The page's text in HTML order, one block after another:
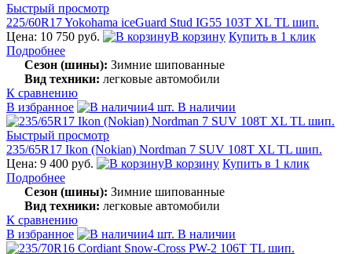
Быстрый просмотр
225/60R17 Yokohama iceGuard Stud IG55 103T XL TL шип.
Цена: 10 750 руб.
В корзину Купить в 1 клик
Подробнее
Сезон (шины): Зимние шипованные
Вид техники: легковые автомобили
К сравнению
В избранное
4 шт. В наличии
Быстрый просмотр
235/65R17 Ikon (Nokian) Nordman 7 SUV 108T XL TL шип.
Цена: 9 400 руб.
В корзину Купить в 1 клик
Подробнее
Сезон (шины): Зимние шипованные
Вид техники: легковые автомобили
К сравнению
В избранное
4 шт. В наличии